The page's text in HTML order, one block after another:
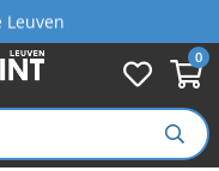
0
Leuven
vanaf €99